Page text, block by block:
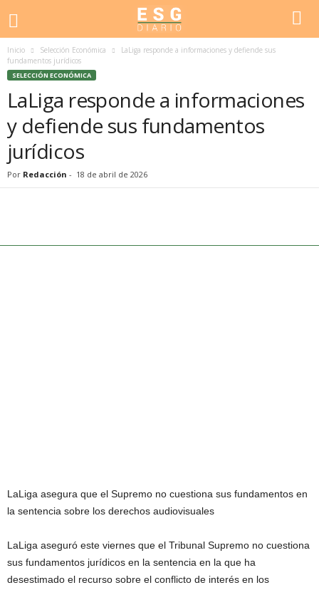
Inicio Selección Económica
LaLiga responde a informaciones y defiende sus
fundamentos jurídicos
SELECCIÓN ECONÓMICA
LaLiga responde a informaciones
y defiende sus fundamentos
jurídicos
Por Redacción - 18 de abril de 2026
LaLiga asegura que el Supremo no cuestiona sus fundamentos en
la sentencia sobre los derechos audiovisuales
LaLiga aseguró este viernes que el Tribunal Supremo no cuestiona
sus fundamentos jurídicos en la sentencia en la que ha
desestimado el recurso sobre el conflicto de interés en los